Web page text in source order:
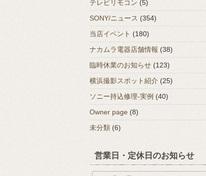
テレビリモコン (5)
SONY/ニュース (354)
当店イベント (180)
ナカムラ電器店舗情報 (38)
臨時休業のお知らせ (123)
横浜撮影スポット紹介 (25)
ソニー持込修理-実例 (40)
Owner page (8)
未分類 (6)
営業日・定休日のお知らせ